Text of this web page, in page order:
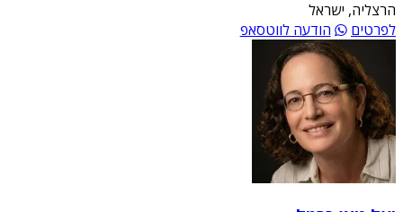
הרצליה, ישראל
לפרטים
הודעה לווטסאפ